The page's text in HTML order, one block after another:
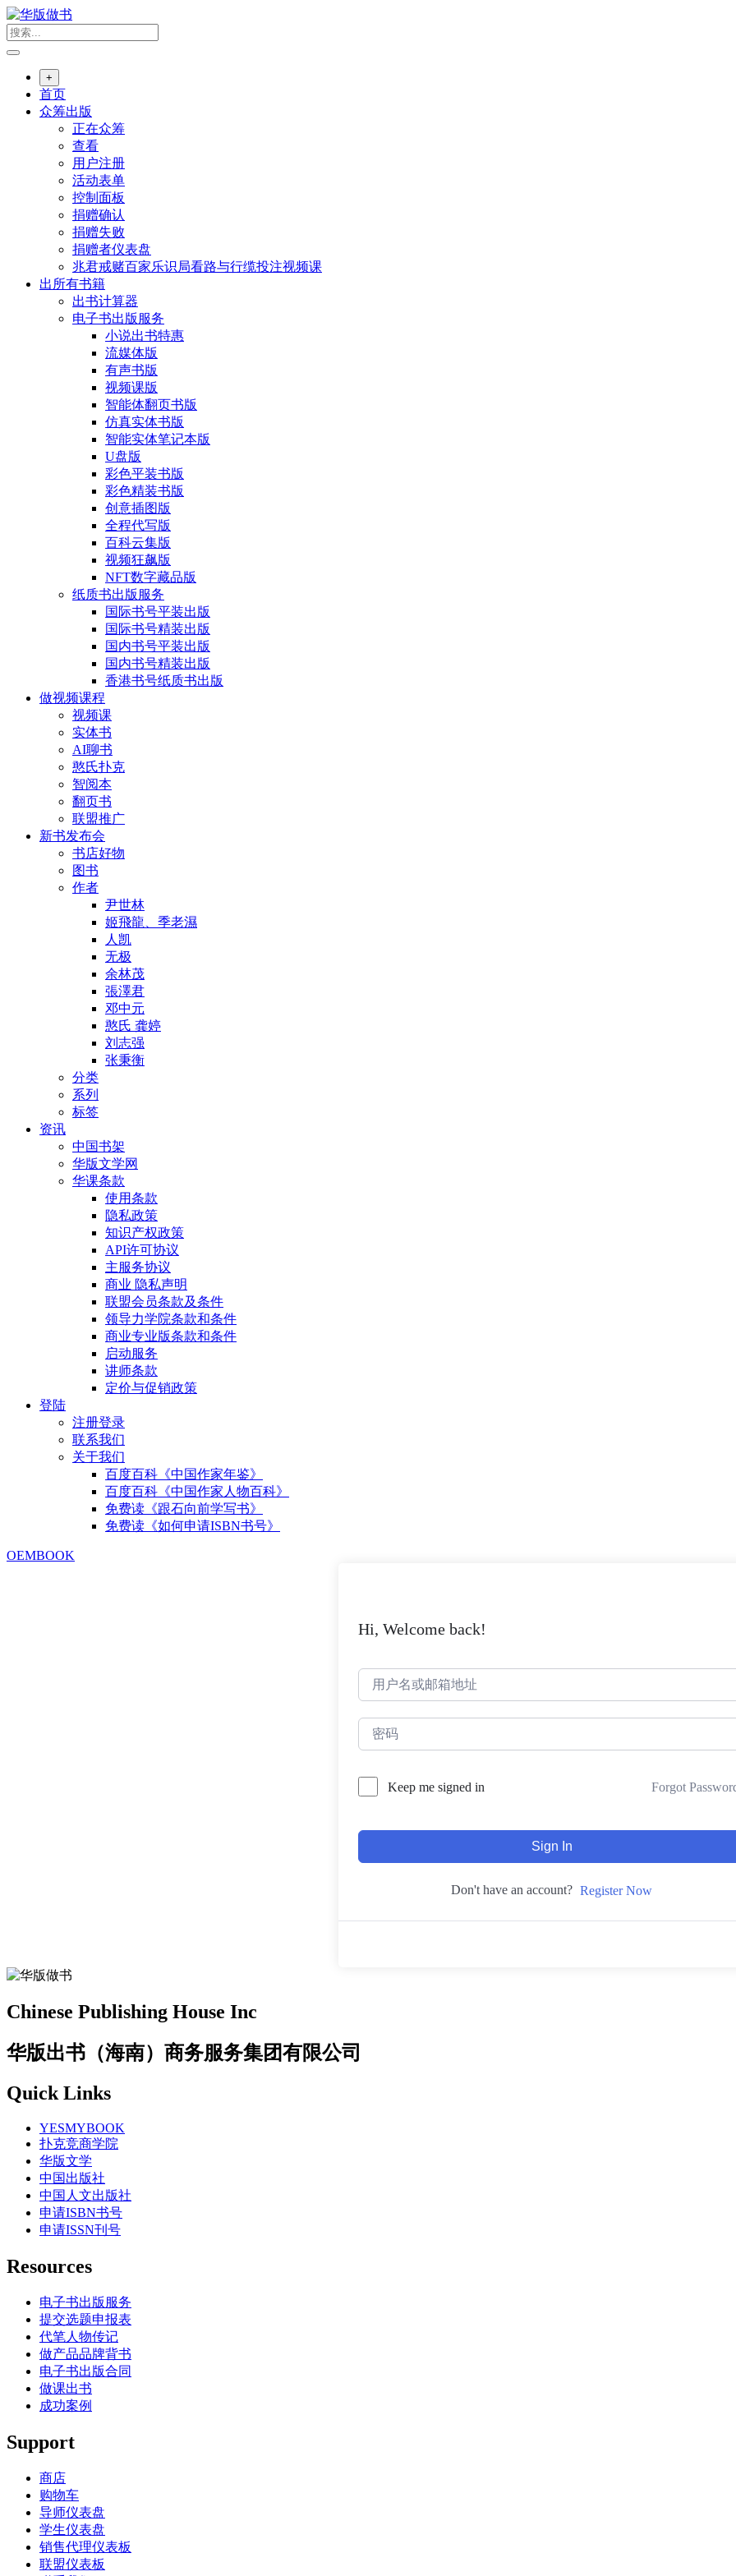
跳
转
到
+
首页
众筹出版
正在众筹
查看
用户注册
活动表单
控制面板
捐赠确认
捐赠失败
捐赠者仪表盘
兆君戒赌百家乐识局看路与行缆投注视频课
出所有书籍
出书计算器
电子书出版服务
小说出书特惠
流媒体版
有声书版
视频课版
智能体翻页书版
仿真实体书版
智能实体笔记本版
U盘版
彩色平装书版
彩色精装书版
创意插图版
全程代写版
百科云集版
视频狂飙版
NFT数字藏品版
纸质书出版服务
国际书号平装出版
国际书号精装出版
国内书号平装出版
国内书号精装出版
香港书号纸质书出版
做视频课程
视频课
实体书
AI聊书
憨氏扑克
智阅本
翻页书
联盟推广
新书发布会
书店好物
图书
作者
尹世林
姬飛龍、季老濕
人凯
无极
余林茂
張澤君
邓中元
憨氏 龚婷
刘志强
张秉衡
分类
系列
标签
资讯
中国书架
华版文学网
华课条款
使用条款
隐私政策
知识产权政策
API许可协议
主服务协议
商业 隐私声明
联盟会员条款及条件
领导力学院条款和条件
商业专业版条款和条件
启动服务
讲师条款
定价与促销政策
登陆
注册登录
联系我们
关于我们
百度百科《中国作家年鉴》
百度百科《中国作家人物百科》
免费读《跟石向前学写书》
免费读《如何申请ISBN书号》
OEMBOOK
Hi, Welcome back!
Keep me signed in Forgot
Sign In
Don't have an account? Register Now
Chinese Publishing House Inc
华版出书（海南）商务服务集团有限公司
Quick Links
YESMYBOOK
扑克竞商学院
华版文学
中国出版社
中国人文出版社
申请ISBN书号
申请ISSN刊号
Resources
电子书出版服务
提交选题申报表
代笔人物传记
做产品品牌背书
电子书出版合同
做课出书
成功案例
Support
商店
购物车
导师仪表盘
学生仪表盘
销售代理仪表板
联盟仪表板